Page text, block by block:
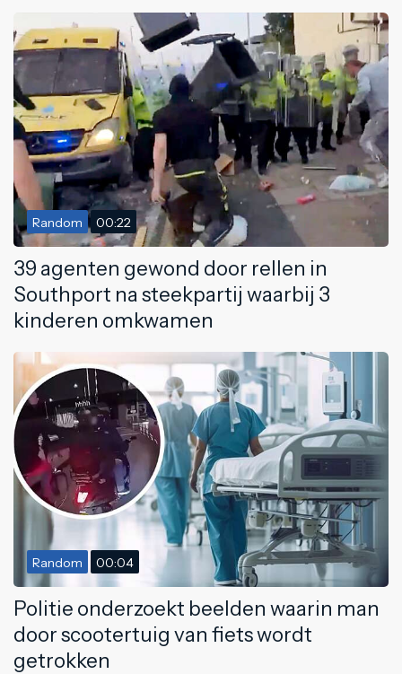
Random 00:22
39 agenten gewond door rellen in
Southport na steekpartij waarbij 3
kinderen omkwamen
Random 00:04
Politie onderzoekt beelden waarin man
door scootertuig van fiets wordt
getrokken